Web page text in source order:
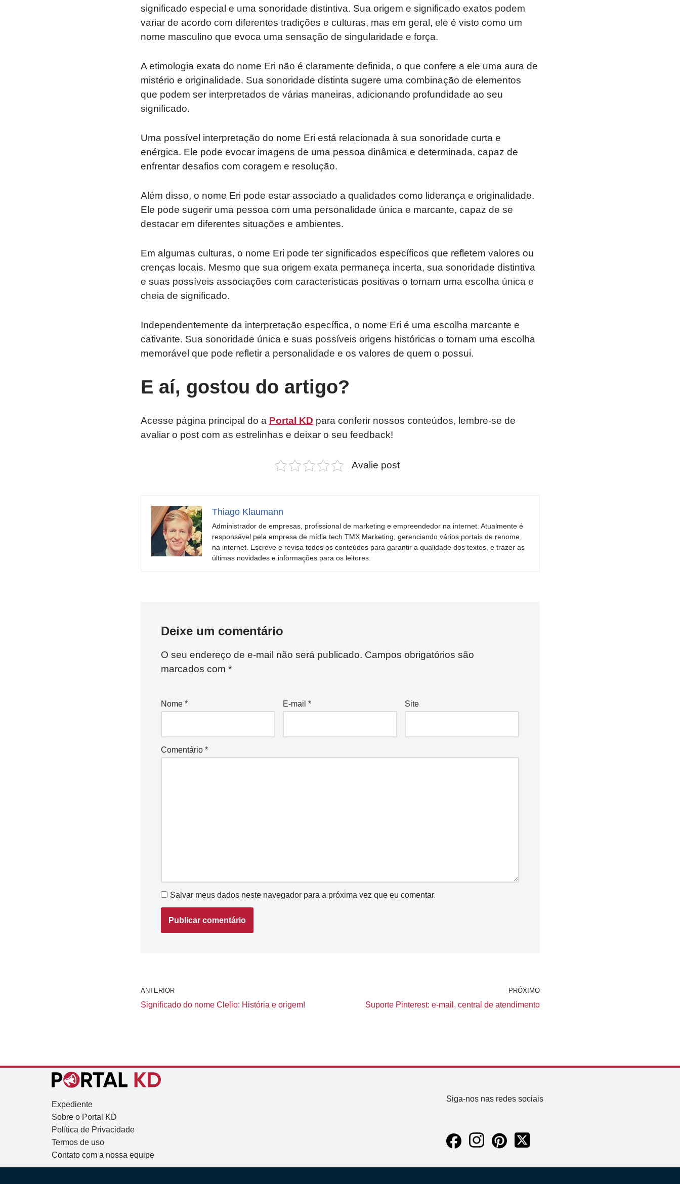
significado especial e uma sonoridade distintiva. Sua origem e significado exatos podem
variar de acordo com diferentes tradições e culturas, mas em geral, ele é visto como um
nome masculino que evoca uma sensação de singularidade e força.
A etimologia exata do nome Eri não é claramente definida, o que confere a ele uma aura de
mistério e originalidade. Sua sonoridade distinta sugere uma combinação de elementos
que podem ser interpretados de várias maneiras, adicionando profundidade ao seu
significado.
Uma possível interpretação do nome Eri está relacionada à sua sonoridade curta e
enérgica. Ele pode evocar imagens de uma pessoa dinâmica e determinada, capaz de
enfrentar desafios com coragem e resolução.
Além disso, o nome Eri pode estar associado a qualidades como liderança e originalidade.
Ele pode sugerir uma pessoa com uma personalidade única e marcante, capaz de se
destacar em diferentes situações e ambientes.
Em algumas culturas, o nome Eri pode ter significados específicos que refletem valores ou
crenças locais. Mesmo que sua origem exata permaneça incerta, sua sonoridade distintiva
e suas possíveis associações com características positivas o tornam uma escolha única e
cheia de significado.
Independentemente da interpretação específica, o nome Eri é uma escolha marcante e
cativante. Sua sonoridade única e suas possíveis origens históricas o tornam uma escolha
memorável que pode refletir a personalidade e os valores de quem o possui.
E aí, gostou do artigo?
Acesse página principal do a Portal KD para conferir nossos conteúdos, lembre-se de
avaliar o post com as estrelinhas e deixar o seu feedback!
Avalie post
Thiago Klaumann
Administrador de empresas, profissional de marketing e empreendedor na internet. Atualmente é
responsável pela empresa de mídia tech TMX Marketing, gerenciando vários portais de renome
na internet. Escreve e revisa todos os conteúdos para garantir a qualidade dos textos, e trazer as
últimas novidades e informações para os leitores.
Deixe um comentário
O seu endereço de e-mail não será publicado. Campos obrigatórios são
marcados com *
Nome * E-mail * Site
Comentário *
Salvar meus dados neste navegador para a próxima vez que eu comentar.
ANTERIOR
Significado do nome Clelio: História e origem!
PRÓXIMO
Suporte Pinterest: e-mail, central de atendimento
Expediente
Sobre o Portal KD
Política de Privacidade
Termos de uso
Contato com a nossa equipe
Siga-nos nas redes sociais